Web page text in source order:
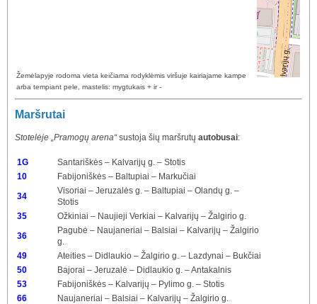
Žemėlapyje rodoma vieta keičiama rodyklėmis viršuje kairiajame kampe
arba tempiant pele, mastelis: mygtukais + ir -
Maršrutai
Stotelėje „Pramogų arena“sustoja šių maršrutų autobusai:
1G
Santariškės – Kalvarijų g. – Stotis
10
Fabijoniškės – Baltupiai – Markučiai
34
Visoriai – Jeruzalės g. – Baltupiai – Olandų g. –
Stotis
35
Ožkiniai – Naujieji Verkiai – Kalvarijų – Žalgirio g.
36
Pagubė – Naujaneriai – Balsiai – Kalvarijų – Žalgirio
g.
49
Ateities – Didlaukio – Žalgirio g. – Lazdynai – Bukčiai
50
Bajorai – Jeruzalė – Didlaukio g. – Antakalnis
53
Fabijoniškės – Kalvarijų – Pylimo g. – Stotis
66
Naujaneriai – Balsiai – Kalvarijų – Žalgirio g.